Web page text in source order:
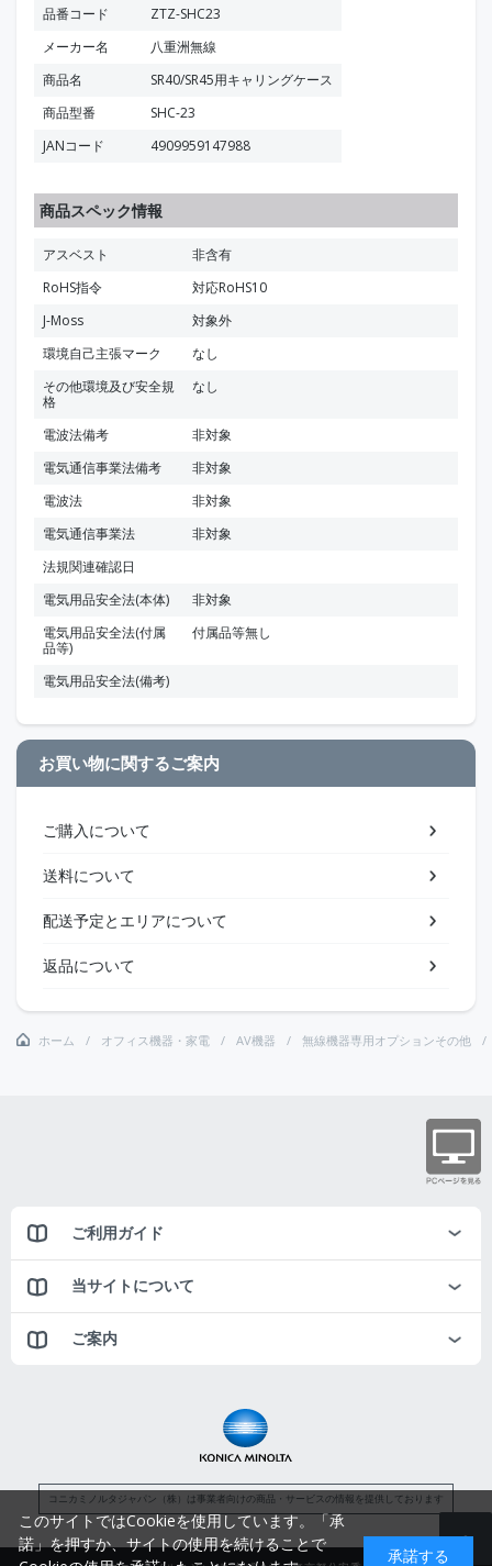
品番コード
ZTZ-SHC23
メーカー名
八重洲無線
商品名
SR40/SR45用キャリングケース
商品型番
SHC-23
JANコード
4909959147988
商品スペック情報
アスベスト
非含有
RoHS指令
対応RoHS10
J-Moss
対象外
環境自己主張マーク
なし
その他環境及び安全規
格
なし
電波法備考
非対象
電気通信事業法備考
非対象
電波法
非対象
電気通信事業法
非対象
法規関連確認日
電気用品安全法(本体)
非対象
電気用品安全法(付属
品等)
付属品等無し
電気用品安全法(備考)
お買い物に関するご案内
ご購入について
送料について
配送予定とエリアについて
返品について
ホーム オフィス機器・家電 AV機器 無線機器専用オプションその他
ご利用ガイド
当サイトについて
ご案内
コニカミノルタジャパン（株）は事業者向けの商品・サービスの情報を提供しております
このサイトではCookieを使用しています。「承
諾」を押すか、サイトの使用を続けることで
承諾する